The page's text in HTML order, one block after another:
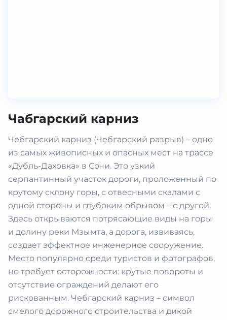
Чабгарский карниз
Чебгарский карниз (Чебгарский разрыв) – одно
из самых живописных и опасных мест на трассе
«Дубль-Даховка» в Сочи. Это узкий
серпантинный участок дороги, проложенный по
крутому склону горы, с отвесными скалами с
одной стороны и глубоким обрывом – с другой.
Здесь открываются потрясающие виды на горы
и долину реки Мзымта, а дорога, извиваясь,
создает эффектное инженерное сооружение.
Место популярно среди туристов и фотографов,
но требует осторожности: крутые повороты и
отсутствие ограждений делают его
рискованным. Чебгарский карниз – символ
смелого дорожного строительства и дикой